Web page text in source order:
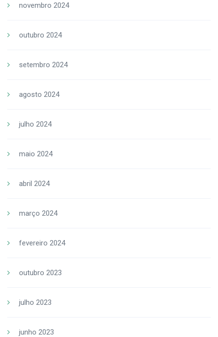
novembro 2024
outubro 2024
setembro 2024
agosto 2024
julho 2024
maio 2024
abril 2024
março 2024
fevereiro 2024
outubro 2023
julho 2023
junho 2023